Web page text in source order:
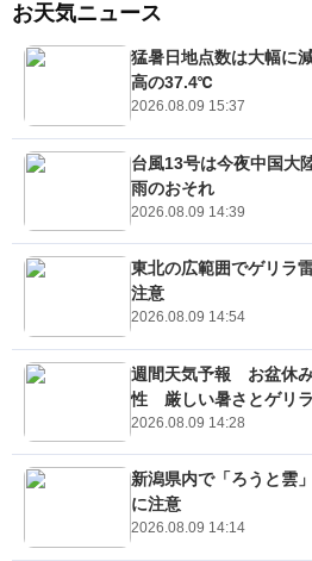
お天気ニュース
猛暑日地点数は大幅に
高の37.4℃
2026.08.09 15:37
台風13号は今夜中国
雨のおそれ
2026.08.09 14:39
東北の広範囲でゲリラ
注意
2026.08.09 14:54
週間天気予報 お盆休
性 厳しい暑さとゲリ
2026.08.09 14:28
新潟県内で「ろうと雲
に注意
2026.08.09 14:14